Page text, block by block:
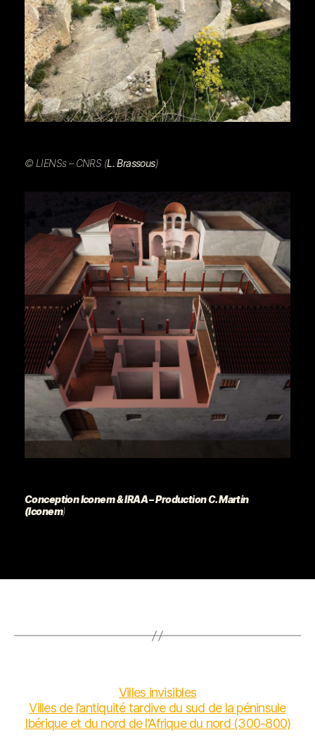
© LIENSs – CNRS (L. Brassous)
Conception Iconem & IRAA – Production C. Martin
(Iconem)
Villes invisibles
Villes de l’antiquité tardive du sud de la péninsule
Ibérique et du nord de l’Afrique du nord (300-800)